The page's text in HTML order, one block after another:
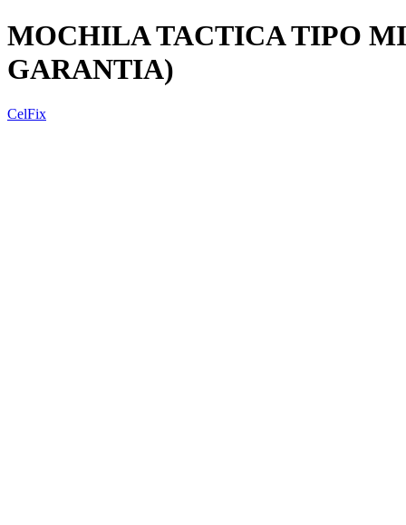
MOCHILA TACTICA TIPO
GARANTIA)
CelFix